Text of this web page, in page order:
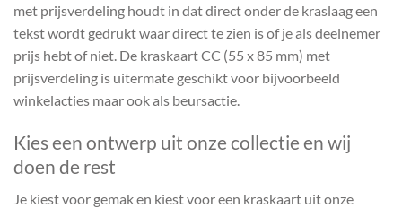
met prijsverdeling houdt in dat direct onder de kraslaag een
tekst wordt gedrukt waar direct te zien is of je als deelnemer
prijs hebt of niet. De kraskaart CC (55 x 85 mm) met
prijsverdeling is uitermate geschikt voor bijvoorbeeld
winkelacties maar ook als beursactie.
Kies een ontwerp uit onze collectie en wij
doen de rest
Je kiest voor gemak en kiest voor een kraskaart uit onze